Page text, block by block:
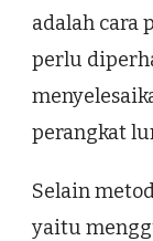
adalah cara
perlu
perangkat
Selain
yaitu